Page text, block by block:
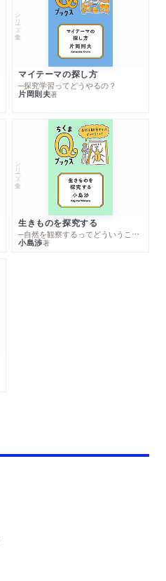
シリーズ・全集
マイテーマの探し方
─探究学習ってどうやるの？
片岡則夫著
シリーズ・全集
生きものを探究する
─自然を観察するってどういうこと？
小島渉著